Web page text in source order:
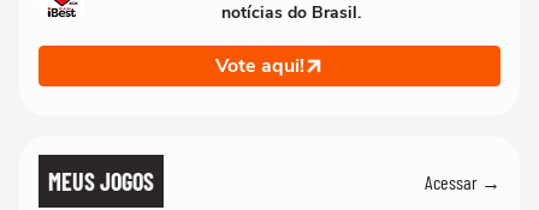
notícias do Brasil.
Vote aqui!
MEUS JOGOS Acessar →